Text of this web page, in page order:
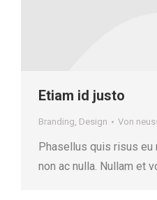
Etiam id justo
Branding, Design Von
Phasellus quis risus
non ac nulla. Nullam et